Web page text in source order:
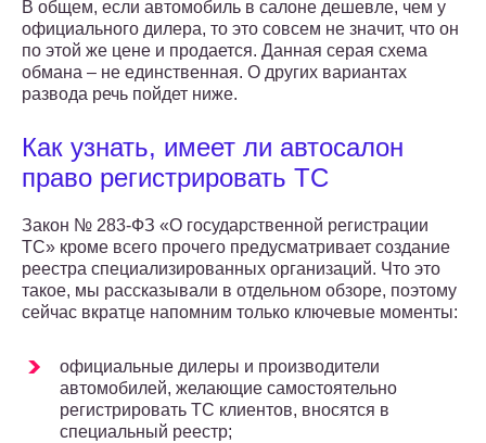
В общем, если автомобиль в салоне дешевле, чем у
официального дилера, то это совсем не значит, что он
по этой же цене и продается. Данная серая схема
обмана – не единственная. О других вариантах
развода речь пойдет ниже.
Как узнать, имеет ли автосалон
право регистрировать ТС
Закон № 283-ФЗ «О государственной регистрации
ТС» кроме всего прочего предусматривает создание
реестра специализированных организаций. Что это
такое, мы рассказывали в отдельном обзоре, поэтому
сейчас вкратце напомним только ключевые моменты:
официальные дилеры и производители
автомобилей, желающие самостоятельно
регистрировать ТС клиентов, вносятся в
специальный реестр;